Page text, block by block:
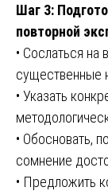
Шаг 3:
повторной
• Сослаться
существенные
• Указать
• Обосновать,
сомнение
• Предложить